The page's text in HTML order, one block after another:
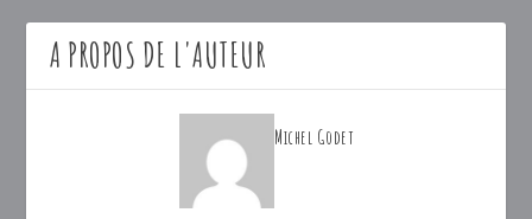
A PROPOS DE L'AUTEUR
Michel Godet